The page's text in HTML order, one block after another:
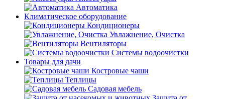
Автоматика
Климатическое оборудование
Кондиционеры
Увлажнение, Очистка
Вентиляторы
Системы водоочистки
Товары для дачи
Костровые чаши
Теплицы
Садовая мебель